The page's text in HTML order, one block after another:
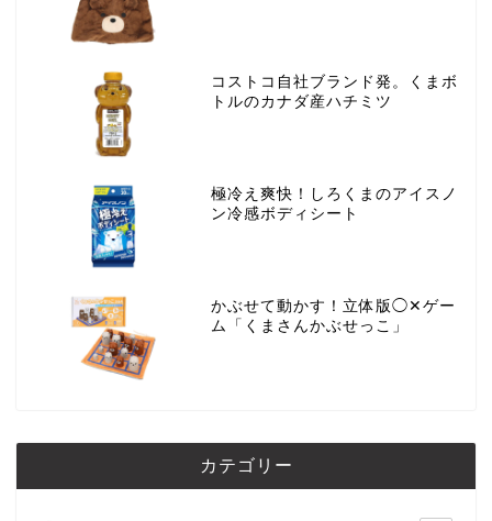
コストコ自社ブランド発。くまボ
トルのカナダ産ハチミツ
極冷え爽快！しろくまのアイスノ
ン冷感ボディシート
かぶせて動かす！立体版◯✕ゲー
ム「くまさんかぶせっこ」
カテゴリー